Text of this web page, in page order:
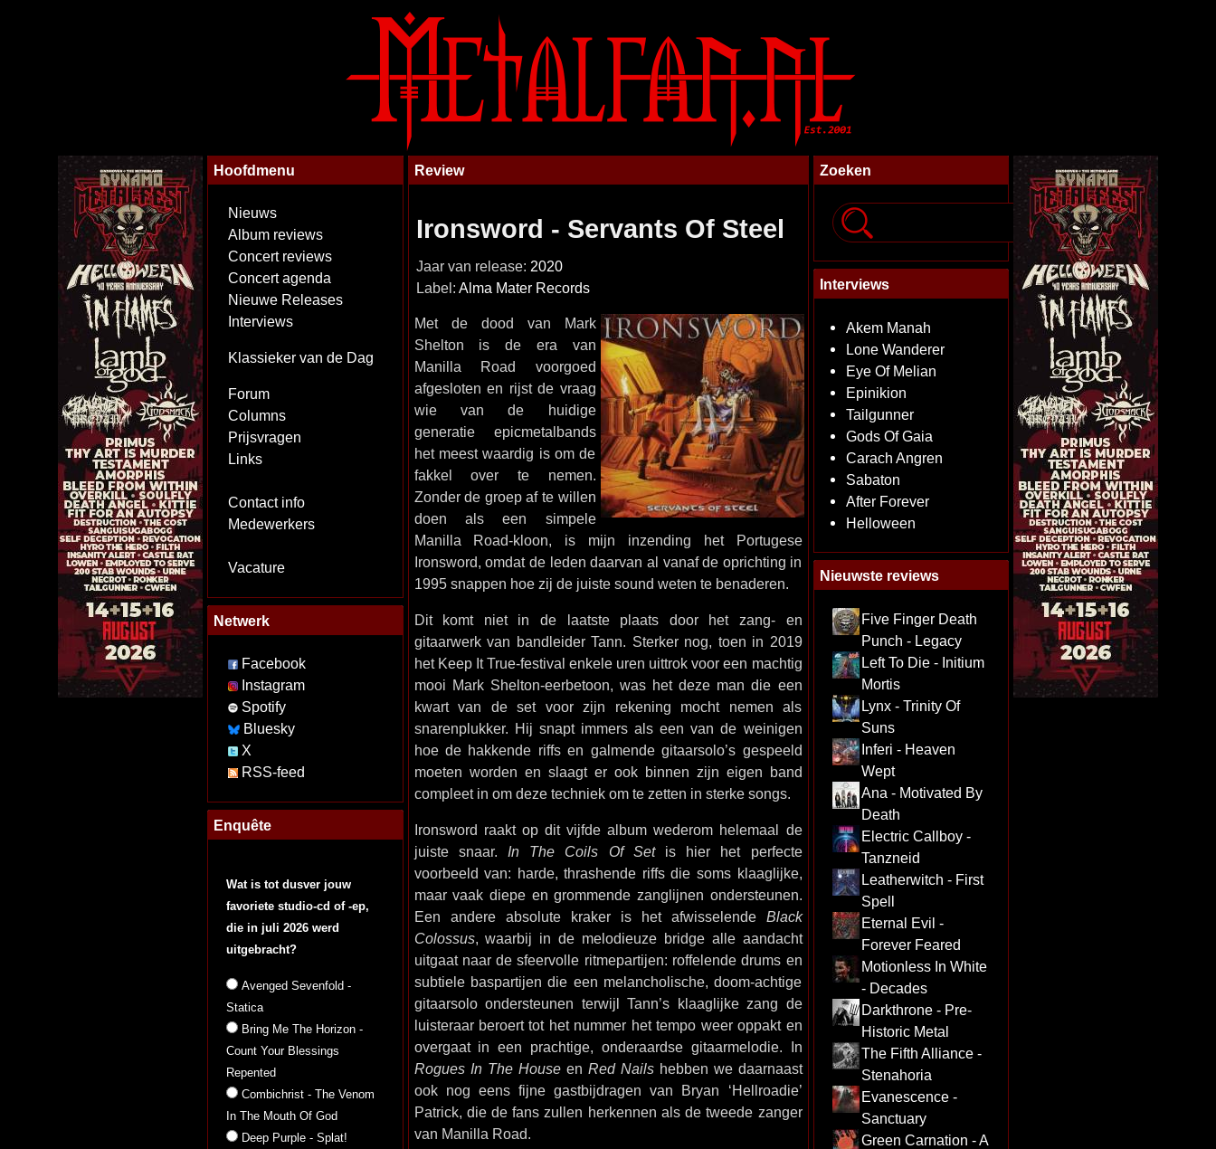
Hoofdmenu
Nieuws
Album reviews
Concert reviews
Concert agenda
Nieuwe Releases
Interviews
Klassieker van de Dag
Forum
Columns
Prijsvragen
Links
Contact info
Medewerkers
Vacature
Netwerk
Facebook
Instagram
Spotify
Bluesky
X
RSS-feed
Enquête
Wat is tot dusver jouw
favoriete studio-cd of -ep,
die in juli 2026 werd
uitgebracht?
Avenged Sevenfold -
Statica
Bring Me The Horizon -
Count Your Blessings
Repented
Combichrist - The Venom
In The Mouth Of God
Deep Purple - Splat!
Review
Ironsword - Servants Of Steel
Jaar van release: 2020
Label: Alma Mater Records
Met de dood van Mark
Shelton is de era van
Manilla Road voorgoed
afgesloten en rijst de vraag
wie van de huidige
generatie epicmetalbands
het meest waardig is om de
fakkel over te nemen.
Zonder de groep af te willen
doen als een simpele
Manilla Road-kloon, is mijn inzending het Portugese
Ironsword, omdat de leden daarvan al vanaf de oprichting in
1995 snappen hoe zij de juiste sound weten te benaderen.
Dit komt niet in de laatste plaats door het zang- en
gitaarwerk van bandleider Tann. Sterker nog, toen in 2019
het Keep It True-festival enkele uren uittrok voor een machtig
mooi Mark Shelton-eerbetoon, was het deze man die een
kwart van de set voor zijn rekening mocht nemen als
snarenplukker. Hij snapt immers als een van de weinigen
hoe de hakkende riffs en galmende gitaarsolo’s gespeeld
moeten worden en slaagt er ook binnen zijn eigen band
compleet in om deze techniek om te zetten in sterke songs.
Ironsword raakt op dit vijfde album wederom helemaal de
juiste snaar. In The Coils Of Setis hier het perfecte
voorbeeld van: harde, thrashende riffs die soms klaaglijke,
maar vaak diepe en grommende zanglijnen ondersteunen.
Een andere absolute kraker is het afwisselende Black
Colossus, waarbij in de melodieuze bridge alle aandacht
uitgaat naar de sfeervolle ritmepartijen: roffelende drums en
subtiele baspartijen die een melancholische, doom-achtige
gitaarsolo ondersteunen terwijl Tann’s klaaglijke zang de
luisteraar beroert tot het nummer het tempo weer oppakt en
overgaat in een prachtige, onderaardse gitaarmelodie. In
Rogues In The Houseen Red Nailshebben we daarnaast
ook nog eens fijne gastbijdragen van Bryan ‘Hellroadie’
Patrick, die de fans zullen herkennen als de tweede zanger
van Manilla Road.
Zoeken
Interviews
Akem Manah
Lone Wanderer
Eye Of Melian
Epinikion
Tailgunner
Gods Of Gaia
Carach Angren
Sabaton
After Forever
Helloween
Nieuwste reviews
Five Finger Death
Punch - Legacy
Left To Die - Initium
Mortis
Lynx - Trinity Of
Suns
Inferi - Heaven
Wept
Ana - Motivated By
Death
Electric Callboy -
Tanzneid
Leatherwitch - First
Spell
Eternal Evil -
Forever Feared
Motionless In White
- Decades
Darkthrone - Pre-
Historic Metal
The Fifth Alliance -
Stenahoria
Evanescence -
Sanctuary
Green Carnation - A